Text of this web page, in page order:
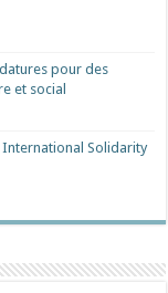
pour des
et social
Solidarity